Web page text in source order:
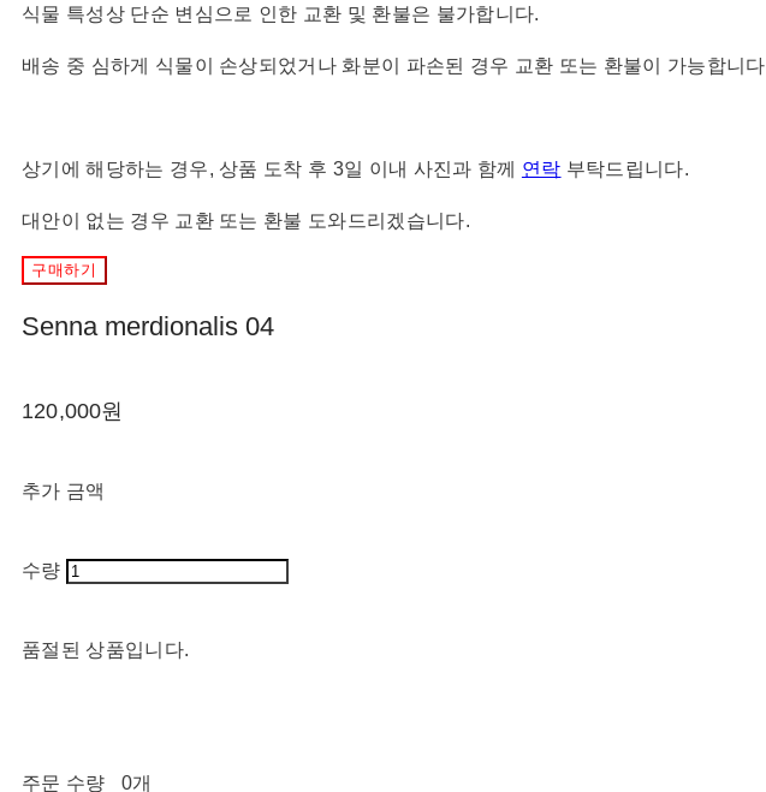
식물 특성상 단순 변심으로 인한 교환 및 환불은 불가합니다.
배송 중 심하게 식물이 손상되었거나 화분이 파손된 경우 교환 또는 환불이 가능합니다
상기에 해당하는 경우, 상품 도착 후 3일 이내 사진과 함께 연락 부탁드립니다.
대안이 없는 경우 교환 또는 환불 도와드리겠습니다.
구매하기
Senna merdionalis 04
120,000원
추가 금액
수량
품절된 상품입니다.
주문 수량 0개